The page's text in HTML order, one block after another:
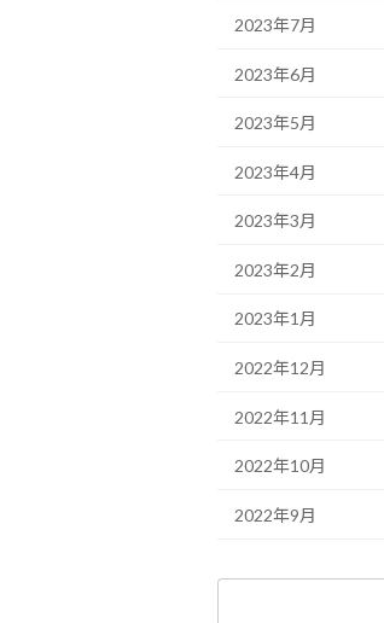
2023年7月
2023年6月
2023年5月
2023年4月
2023年3月
2023年2月
2023年1月
2022年12月
2022年11月
2022年10月
2022年9月